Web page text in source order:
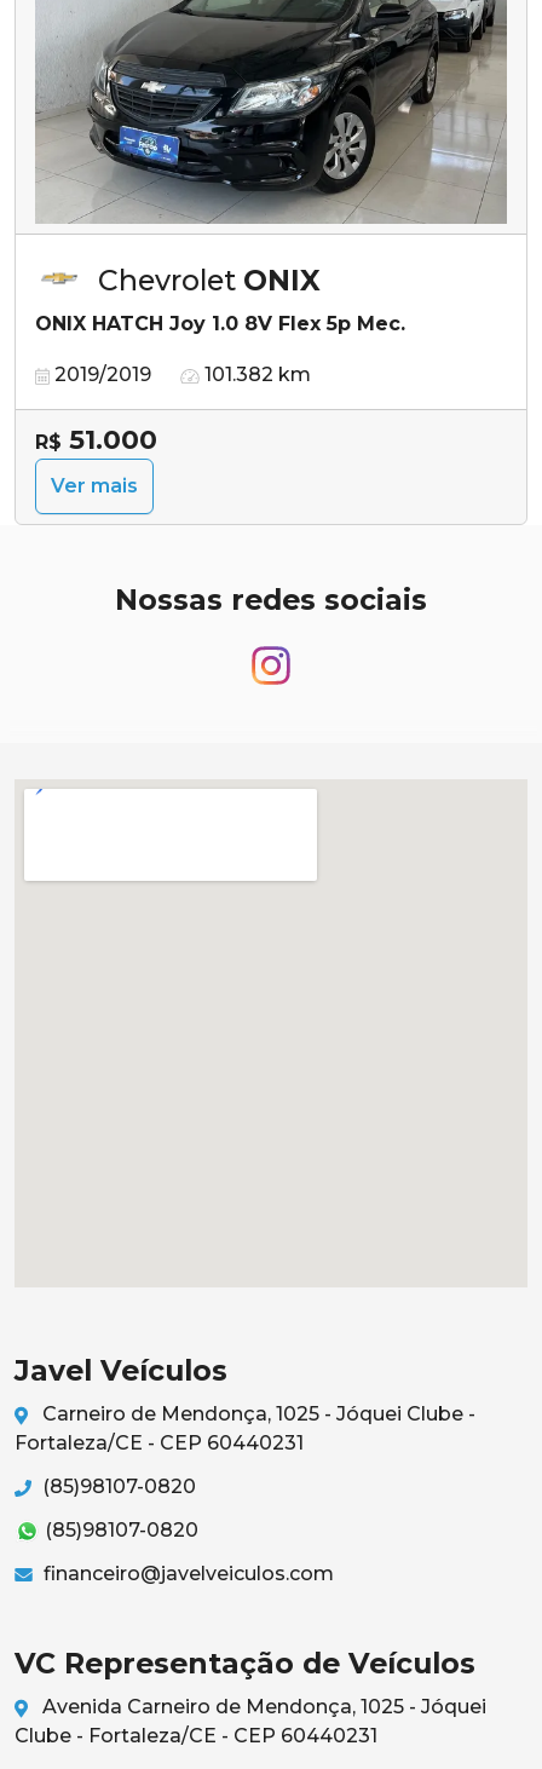
Chevrolet ONIX
ONIX HATCH Joy 1.0 8V Flex 5p Mec.
2019/2019 101.382 km
R$ 51.000
Ver mais
Nossas redes sociais
Javel Veículos
Carneiro de Mendonça, 1025 - Jóquei Clube -
Fortaleza/CE - CEP 60440231
(85)98107-0820
(85)98107-0820
financeiro@javelveiculos.com
VC Representação de Veículos
Avenida Carneiro de Mendonça, 1025 - Jóquei
Clube - Fortaleza/CE - CEP 60440231